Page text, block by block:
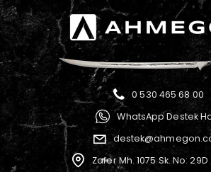
0 530 465 68 00
WhatsApp Destek
Zafer Mh. 1075 Sk. No: